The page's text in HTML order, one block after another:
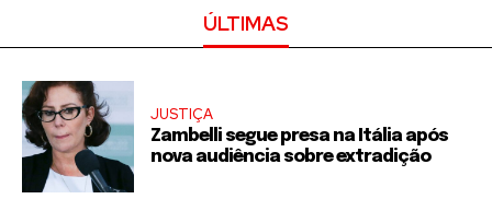
ÚLTIMAS
JUSTIÇA
Zambelli segue presa na Itália após
nova audiência sobre extradição